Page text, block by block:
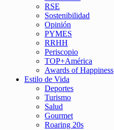
RSE
Sostenibilidad
Opinión
PYMES
RRHH
Periscopio
TOP+América
Awards of Happiness
Estilo de Vida
Deportes
Turismo
Salud
Gourmet
Roaring 20s